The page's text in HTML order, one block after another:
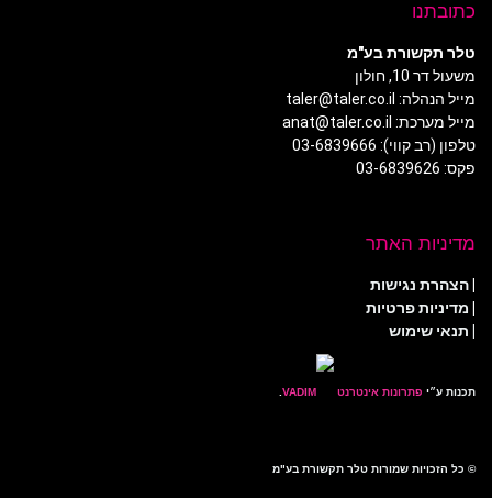
כתובתנו
טלר תקשורת בע"מ
משעול דר 10, חולון
מייל הנהלה: taler@taler.co.il
מייל מערכת: anat@taler.co.il
טלפון (רב קווי): 03-6839666
פקס: 03-6839626
מדיניות האתר
הצהרת נגישות
מדיניות פרטיות
| תנאי שימוש
תכנות ע״י פתרונות אינטרנט
© כל הזכויות שמורות טלר תקשורת בע"מ